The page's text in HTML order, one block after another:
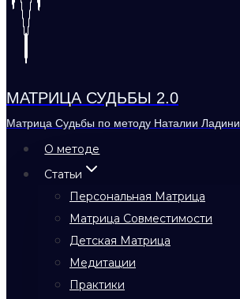
МАТРИЦА СУДЬБЫ 2.0
Матрица Судьбы по методу Наталии Ладини
О методе
Статьи
Персональная Матрица
Матрица Совместимости
Детская Матрица
Медитации
Практики